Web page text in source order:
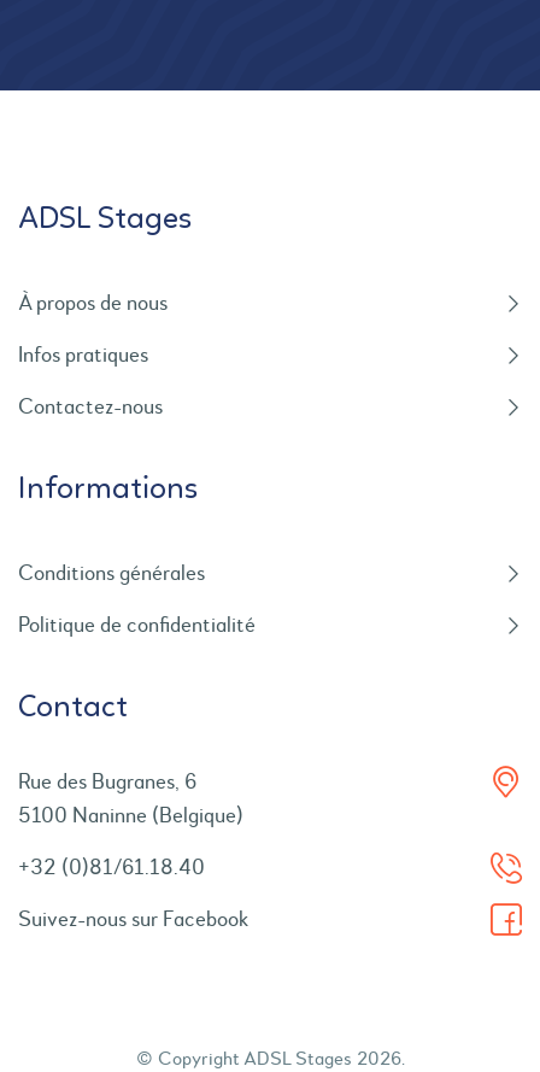
ADSL Stages
À propos de nous
Infos pratiques
Contactez-nous
Informations
Conditions générales
Politique de confidentialité
Contact
Rue des Bugranes, 6
5100 Naninne (Belgique)
+32 (0)81/61.18.40
Suivez-nous sur Facebook
© Copyright ADSL Stages 2026.